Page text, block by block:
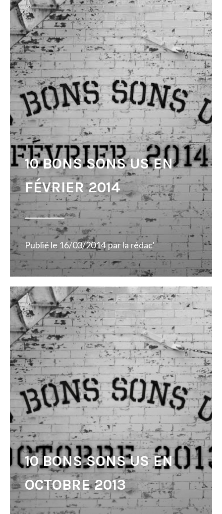
10 BONS SONS US EN
FÉVRIER 2014
Publié le 16/03/2014 parla rédac'
10 BONS SONS US EN
OCTOBRE 2013